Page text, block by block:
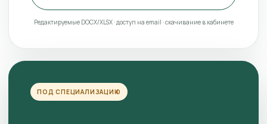
Редактируемые DOCX/XLSX · доступ на email · скачивание в кабинете
ПОД СПЕЦИАЛИЗАЦИЮ